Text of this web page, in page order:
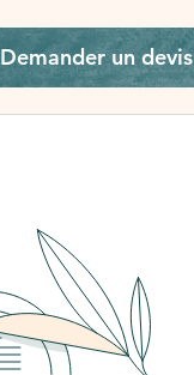
Demander un devis